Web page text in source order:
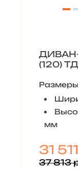
мм
31
37 813